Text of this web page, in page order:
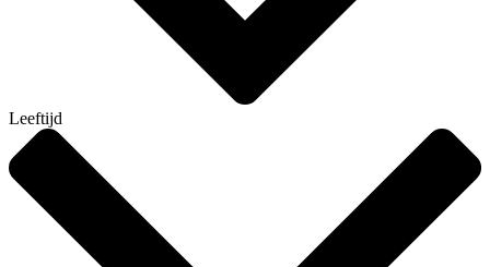
Leeftijd